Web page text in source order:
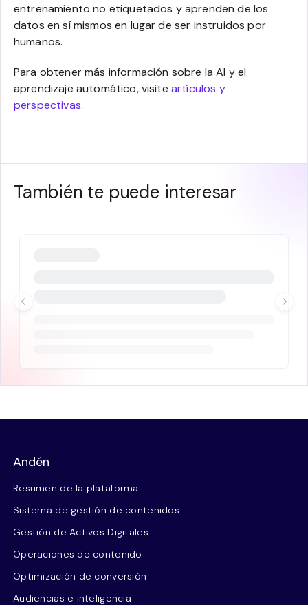
entrenamiento no etiquetados y aprenden de los
datos en sí mismos en lugar de ser instruidos por
humanos.
Para obtener más información sobre la AI y el
aprendizaje automático, visite artículos y
perspectivas.
También te puede interesar
Andén
Resumen de la plataforma
Sistema de gestión de contenidos
Gestión de Activos Digitales
Operaciones de contenido
Optimización de conversión
Audiencias e inteligencia